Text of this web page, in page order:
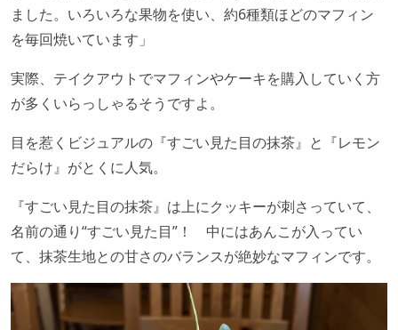
ました。いろいろな果物を使い、約6種類ほどのマフィン
を毎回焼いています」
実際、テイクアウトでマフィンやケーキを購入していく方
が多くいらっしゃるそうですよ。
目を惹くビジュアルの『すごい見た目の抹茶』と『レモン
だらけ』がとくに人気。
『すごい見た目の抹茶』は上にクッキーが刺さっていて、
名前の通り“すごい見た目”！ 中にはあんこが入ってい
て、抹茶生地との甘さのバランスが絶妙なマフィンです。